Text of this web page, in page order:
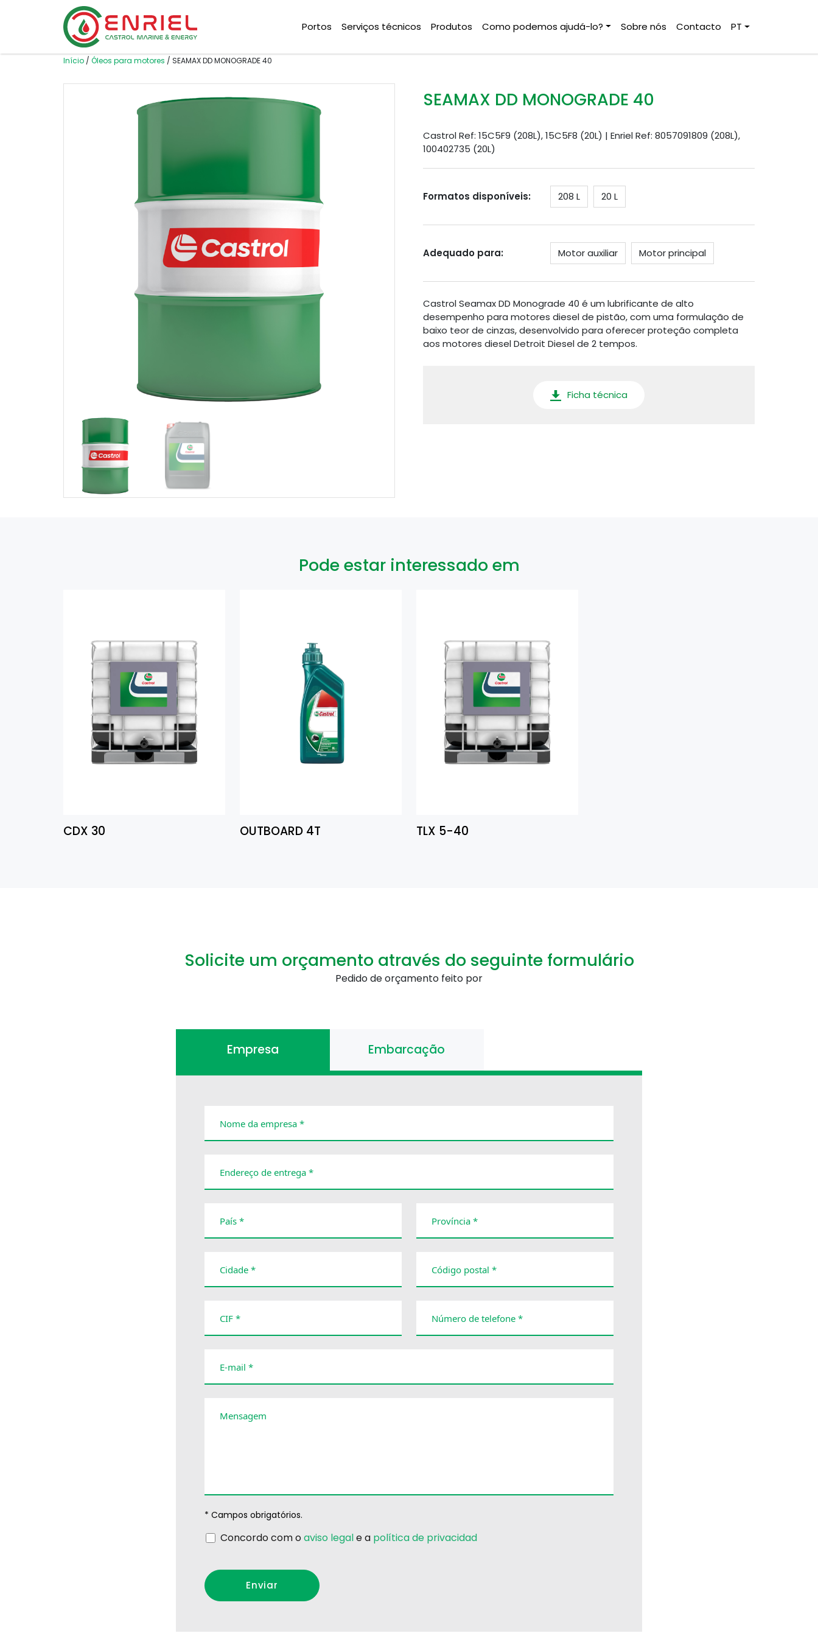
Skip to content
Portos Serviços técnicos Produtos Como podemos ajudá-lo? Sobre nós Contacto PT
Início / Óleos para motores / SEAMAX DD MONOGRADE 40
SEAMAX DD MONOGRADE 40
Castrol Ref: 15C5F9 (208L), 15C5F8 (20L) | Enriel Ref: 8057091809 (208L),
100402735 (20L)
Formatos disponíveis: 208 L 20 L
Adequado para: Motor auxiliar Motor principal
Castrol Seamax DD Monograde 40 é um lubrificante de alto
desempenho para motores diesel de pistão, com uma formulação de
baixo teor de cinzas, desenvolvido para oferecer proteção completa
aos motores diesel Detroit Diesel de 2 tempos.
Ficha técnica
Pode estar interessado em
CDX 30 OUTBOARD 4T TLX 5-40
Solicite um orçamento através do seguinte formulário
Pedido de orçamento feito por
Empresa Embarcação
Nome da empresa *
Endereço de entrega *
País * Província *
Cidade * Código postal *
CIF * Número de telefone *
E-mail *
Mensagem
* Campos obrigatórios.
Concordo com o aviso legale a política de privacidad